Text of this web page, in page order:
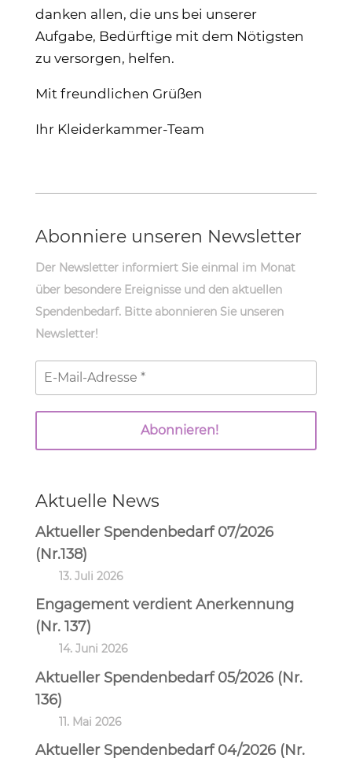
danken allen, die uns bei unserer
Aufgabe, Bedürftige mit dem Nötigsten
zu versorgen, helfen.
Mit freundlichen Grüßen
Ihr Kleiderkammer-Team
Abonniere unseren Newsletter
Der Newsletter informiert Sie einmal im Monat
über besondere Ereignisse und den aktuellen
Spendenbedarf. Bitte abonnieren Sie unseren
Newsletter!
Aktuelle News
Aktueller Spendenbedarf 07/2026
(Nr.138)
13. Juli 2026
Engagement verdient Anerkennung
(Nr. 137)
14. Juni 2026
Aktueller Spendenbedarf 05/2026 (Nr.
136)
11. Mai 2026
Aktueller Spendenbedarf 04/2026 (Nr.